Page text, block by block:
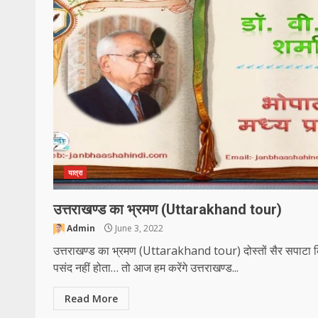
यात्रा
उत्तराखण्ड का भ्रमण (Uttarakhand tour)
Admin June 3, 2022
उत्तराखण्ड का भ्रमण (Uttarakhand tour) दोस्तों सैर सपाटा
पसंद नहीं होता… तो आज हम करेंगे उत्तराखण्ड...
Read More